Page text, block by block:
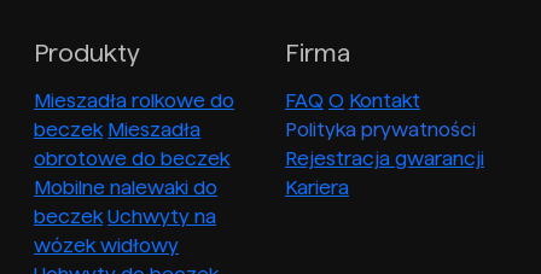
Produkty
Mieszadła rolkowe do
beczek Mieszadła
obrotowe do beczek
Mobilne nalewaki do
beczek Uchwyty na
wózek widłowy
Firma
FAQ O Kontakt
Polityka prywatności
Rejestracja gwarancji
Kariera